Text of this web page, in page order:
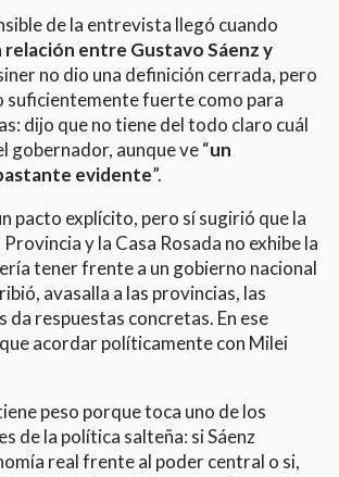
de la entrevista llegó cuando
relación entre Gustavo Sáenz y
no dio una definición cerrada, pero
suficientemente fuerte como para
dijo que no tiene del todo claro cuál
gobernador, aunque ve “un
evidente”.
pacto explícito, pero sí sugirió que la
y la Casa Rosada no exhibe la
tener frente a un gobierno nacional
avasalla a las provincias, las
da respuestas concretas. En ese
acordar políticamente con Milei
peso porque toca uno de los
de la política salteña: si Sáenz
real frente al poder central o si,